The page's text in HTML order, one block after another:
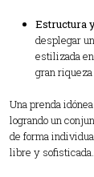
Estructura
desplegar
estilizada
gran
Una prenda
logrando un
de forma
libre y sofisticada.